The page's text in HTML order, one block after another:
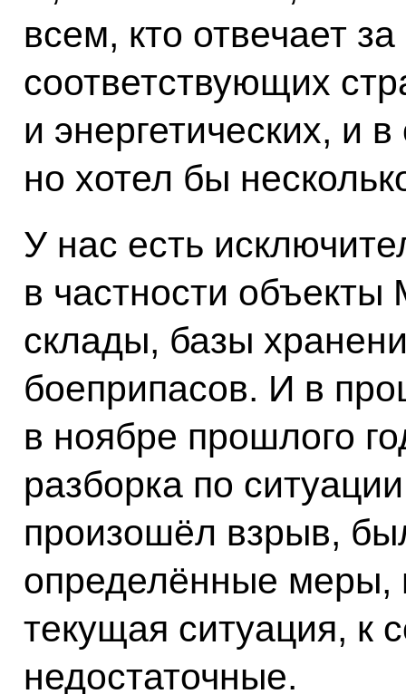
всем, кто отвечает
соответствующих
и энергетических, и
но хотел бы
У нас есть
в частности
склады, базы
боеприпасов. И в
в ноябре прошлого
разборка по
произошёл взрыв,
определённые меры,
текущая ситуация, к
недостаточные.